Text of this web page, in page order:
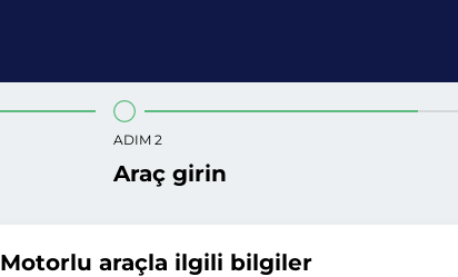
ADIM 2
Araç girin
Motorlu araçla ilgili bilgiler